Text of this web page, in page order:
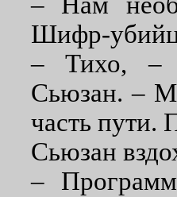
Шифр-
– Тихо, –
Сьюзан. –
часть пути.
Сьюзан
–